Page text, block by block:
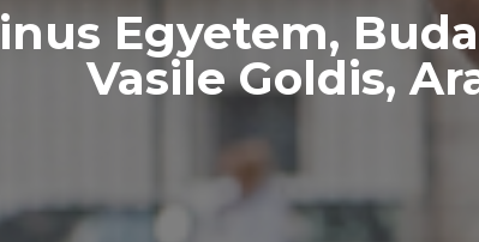
Egyetem,
Vasile Goldis,